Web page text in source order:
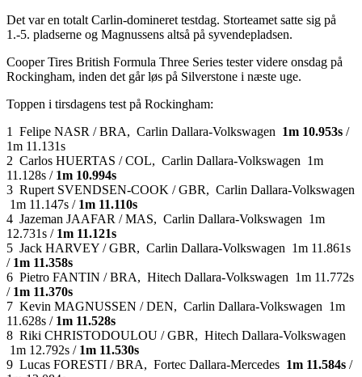
Det var en totalt Carlin-domineret testdag. Storteamet satte sig på
1.-5. pladserne og Magnussens altså på syvendepladsen.
Cooper Tires British Formula Three Series tester videre onsdag på
Rockingham, inden det går løs på Silverstone i næste uge.
Toppen i tirsdagens test på Rockingham:
1 Felipe NASR / BRA, Carlin Dallara-Volkswagen 1m 10.953s /
1m 11.131s
2 Carlos HUERTAS / COL, Carlin Dallara-Volkswagen 1m
11.128s / 1m 10.994s
3 Rupert SVENDSEN-COOK / GBR, Carlin Dallara-Volkswagen
1m 11.147s / 1m 11.110s
4 Jazeman JAAFAR / MAS, Carlin Dallara-Volkswagen 1m
12.731s / 1m 11.121s
5 Jack HARVEY / GBR, Carlin Dallara-Volkswagen 1m 11.861s
/ 1m 11.358s
6 Pietro FANTIN / BRA, Hitech Dallara-Volkswagen 1m 11.772s
/ 1m 11.370s
7 Kevin MAGNUSSEN / DEN, Carlin Dallara-Volkswagen 1m
11.628s / 1m 11.528s
8 Riki CHRISTODOULOU / GBR, Hitech Dallara-Volkswagen
1m 12.792s / 1m 11.530s
9 Lucas FORESTI / BRA, Fortec Dallara-Mercedes 1m 11.584s /